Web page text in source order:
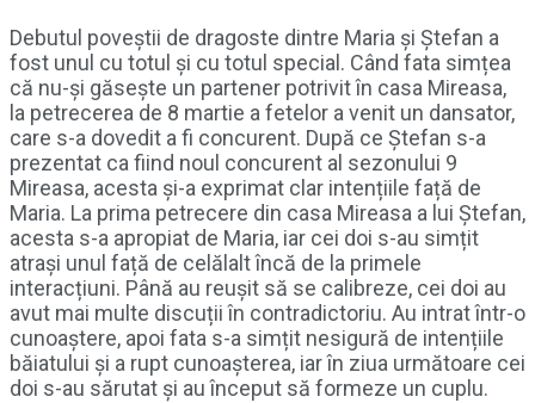
Debutul poveștii de dragoste dintre Maria și Ștefan a
fost unul cu totul și cu totul special. Când fata simțea
că nu-și găsește un partener potrivit în casa Mireasa,
la petrecerea de 8 martie a fetelor a venit un dansator,
care s-a dovedit a fi concurent. După ce Ștefan s-a
prezentat ca fiind noul concurent al sezonului 9
Mireasa, acesta și-a exprimat clar intențiile față de
Maria. La prima petrecere din casa Mireasa a lui Ștefan,
acesta s-a apropiat de Maria, iar cei doi s-au simțit
atrași unul față de celălalt încă de la primele
interacțiuni. Până au reușit să se calibreze, cei doi au
avut mai multe discuții în contradictoriu. Au intrat într-o
cunoaștere, apoi fata s-a simțit nesigură de intențiile
băiatului și a rupt cunoașterea, iar în ziua următoare cei
doi s-au sărutat și au început să formeze un cuplu.